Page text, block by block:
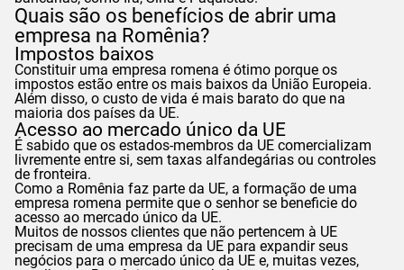
Quais são os benefícios de abrir uma
empresa na Romênia?
Impostos baixos
Constituir uma empresa romena é ótimo porque os
impostos estão entre os mais baixos da União Europeia.
Além disso, o custo de vida é mais barato do que na
maioria dos países da UE.
Acesso ao mercado único da UE
É sabido que os estados-membros da UE comercializam
livremente entre si, sem taxas alfandegárias ou controles
de fronteira.
Como a Romênia faz parte da UE, a formação de uma
empresa romena permite que o senhor se beneficie do
acesso ao mercado único da UE.
Muitos de nossos clientes que não pertencem à UE
precisam de uma empresa da UE para expandir seus
negócios para o mercado único da UE e, muitas vezes,